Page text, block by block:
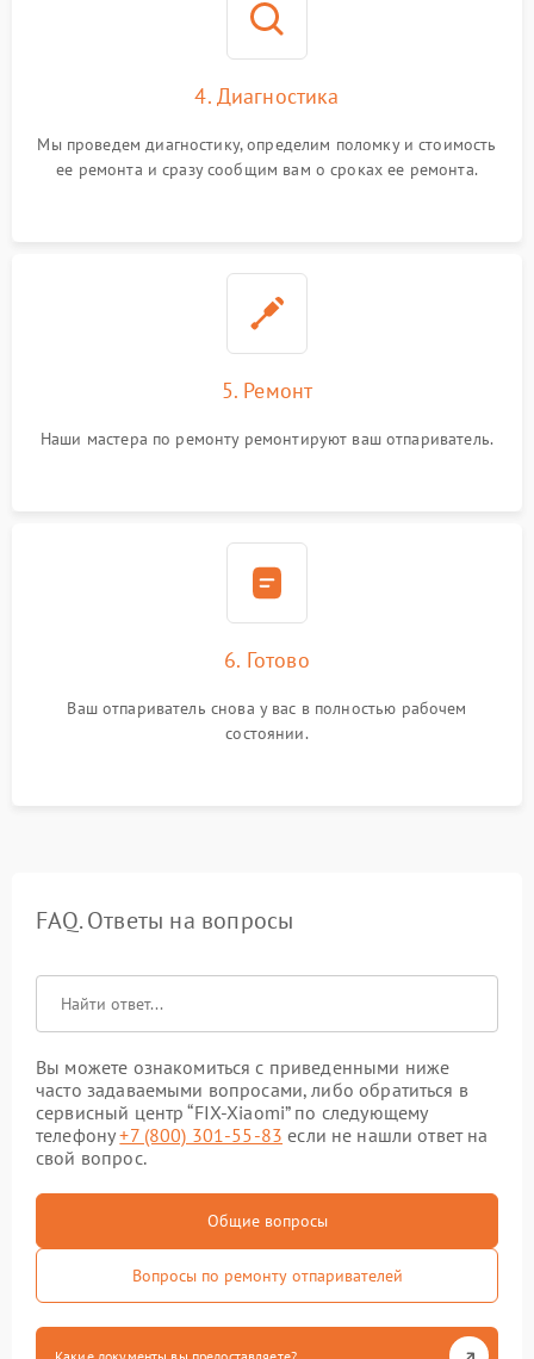
4. Диагностика
Мы проведем диагностику, определим поломку и стоимость
ее ремонта и сразу сообщим вам о сроках ее ремонта.
5. Ремонт
Наши мастера по ремонту ремонтируют ваш отпариватель.
6. Готово
Ваш отпариватель снова у вас в полностью рабочем
состоянии.
FAQ. Ответы на вопросы
Вы можете ознакомиться с приведенными ниже
часто задаваемыми вопросами, либо обратиться в
сервисный центр “FIX-Xiaomi” по следующему
телефону+7 (800) 301-55-83 если не нашли ответ на
свой вопрос.
Общие вопросы
Вопросы по ремонту отпаривателей